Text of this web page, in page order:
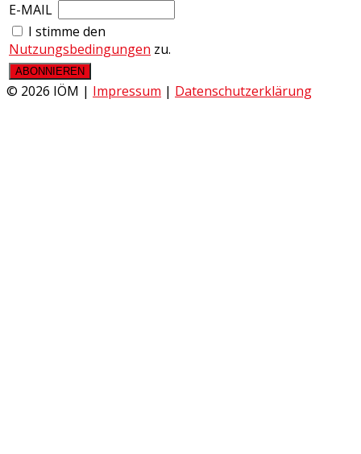
E-MAIL
I stimme den
Nutzungsbedingungen zu.
© 2026 IÖM | Impressum | Datenschutzerklärung